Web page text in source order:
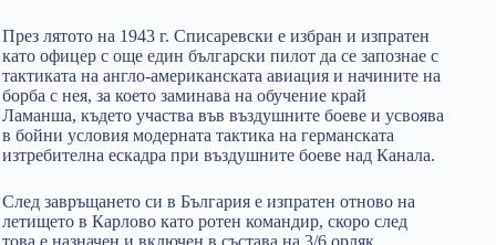
През лятото на 1943 г. Списаревски е избран и изпратен
като офицер с още един български пилот да се запознае с
тактиката на англо-американската авиация и начините на
борба с нея, за което заминава на обучение край
Ламанша, където участва във въздушните боеве и усвоява
в бойни условия модерната тактика на германската
изтребителна ескадра при въздушните боеве над Канала.
След завръщането си в България е изпратен отново на
летището в Карлово като ротен командир, скоро след
това е назначен и включен в състава на 3/6 орляк,